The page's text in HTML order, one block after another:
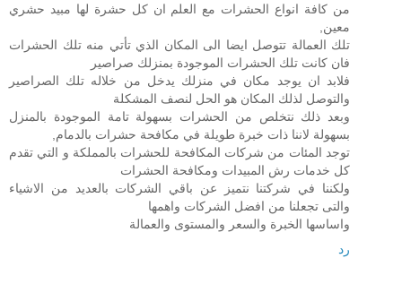
من كافة انواع الحشرات مع العلم ان كل حشرة لها مبيد حشري
معين,
تلك العمالة تتوصل ايضا الى المكان الذي تأتي منه تلك الحشرات
فان كانت تلك الحشرات الموجودة بمنزلك صراصير
فلابد ان يوجد مكان في منزلك يدخل من خلاله تلك الصراصير
والتوصل لذلك المكان هو الحل لنصف المشكلة
وبعد ذلك نتخلص من الحشرات بسهولة تامة الموجودة بالمنزل
بسهولة لاننا ذات خبرة طويلة في مكافحة حشرات بالدمام,
توجد المئات من شركات المكافحة للحشرات بالمملكة و التي تقدم
كل خدمات رش المبيدات ومكافحة الحشرات
ولكننا في شركتنا نتميز عن باقي الشركات بالعديد من الاشياء
والتى تجعلنا من افضل الشركات واهمها
واساسها الخبرة والسعر والمستوى والعمالة
رد